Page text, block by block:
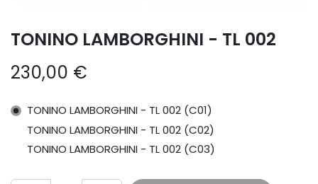
TONINO LAMBORGHINI - TL 002
230,00 €
TONINO LAMBORGHINI - TL 002 (C01)
TONINO LAMBORGHINI - TL 002 (C02)
TONINO LAMBORGHINI - TL 002 (C03)